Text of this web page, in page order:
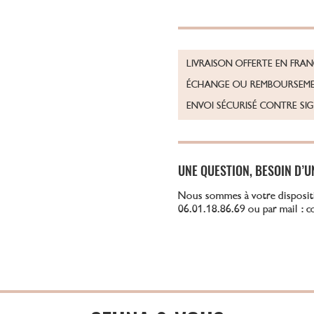
LIVRAISON OFFERTE EN
ÉCHANGE OU
ENVOI SÉCURISÉ CONTRE
UNE QUESTION, BESOIN
Nous sommes à votre
06.01.18.86.69 ou par mail :